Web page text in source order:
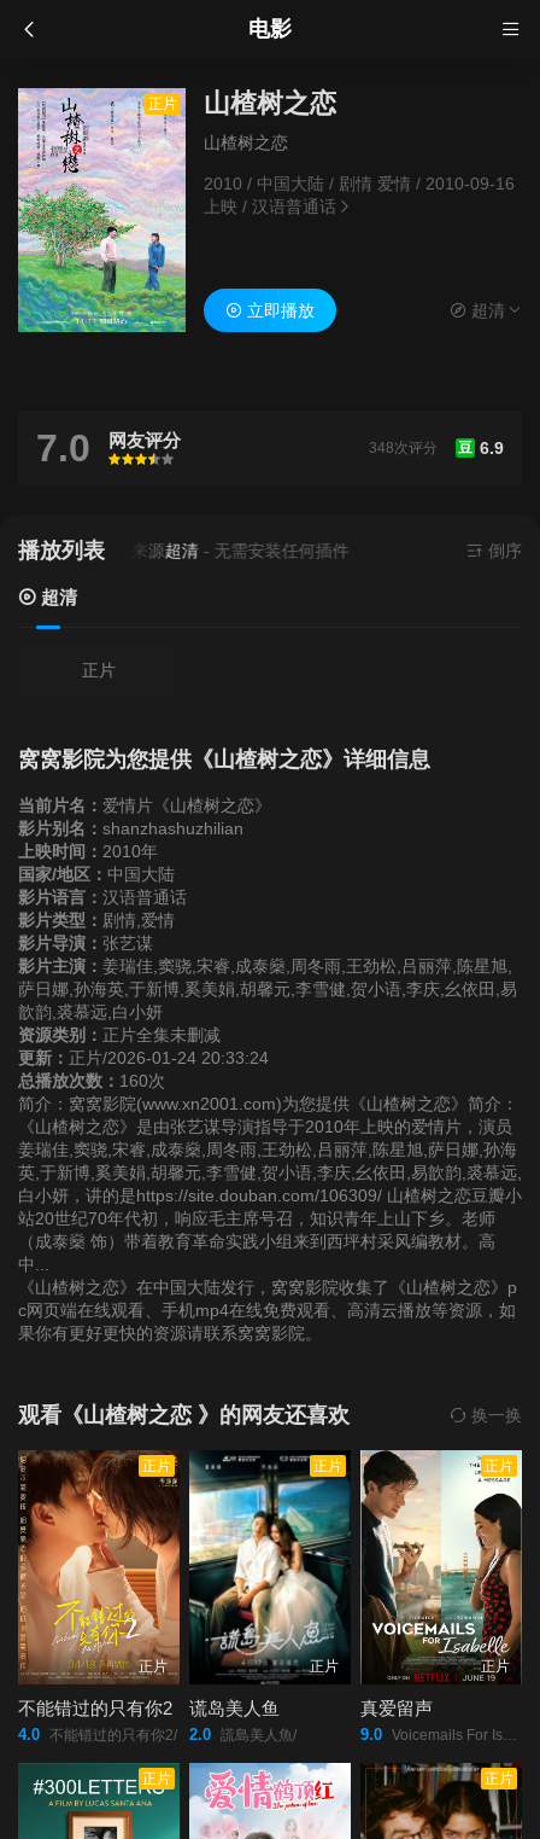
电影
正片 山楂树之恋
山楂树之恋
2010 / 中国大陆 / 剧情 爱情/ 2010-09-16
上映 / 汉语普通话
立即播放 超清
7.0 网友评分
很差
较差还行推荐力荐
豆 6.9
348次评分
播放列表
当前资源来源超清- 无需安装任何插件 倒序
超清
正片
窝窝影院为您提供《山楂树之恋》详细信息
当前片名： 爱情片《山楂树之恋》
影片别名： shanzhashuzhilian
上映时间： 2010年
国家/地区： 中国大陆
影片语言： 汉语普通话
影片类型： 剧情,爱情
影片导演： 张艺谋
影片主演： 姜瑞佳,窦骁,宋睿,成泰燊,周冬雨,王劲松,吕丽萍,陈星旭,
萨日娜,孙海英,于新博,奚美娟,胡馨元,李雪健,贺小语,李庆,幺依田,易
歆韵,裘慕远,白小妍
资源类别： 正片全集未删减
更新： 正片/2026-01-24 20:33:24
总播放次数： 160次
简介：窝窝影院(www.xn2001.com)为您提供《山楂树之恋》简介：
《山楂树之恋》是由张艺谋导演指导于2010年上映的爱情片，演员
姜瑞佳,窦骁,宋睿,成泰燊,周冬雨,王劲松,吕丽萍,陈星旭,萨日娜,孙海
英,于新博,奚美娟,胡馨元,李雪健,贺小语,李庆,幺依田,易歆韵,裘慕远,
白小妍，讲的是https://site.douban.com/106309/ 山楂树之恋豆瓣小
站20世纪70年代初，响应毛主席号召，知识青年上山下乡。老师
（成泰燊 饰）带着教育革命实践小组来到西坪村采风编教材。高
中...
《山楂树之恋》在中国大陆发行，窝窝影院收集了《山楂树之恋》p
c网页端在线观看、手机mp4在线免费观看、高清云播放等资源，如
果你有更好更快的资源请联系窝窝影院。
观看《山楂树之恋 》的网友还喜欢 换一换
正片
正片
不能错过的只有你2
4.0 不能错过的只有你2/
正片
正片
谎岛美人鱼
2.0 謊島美人魚/
正片
正片
真爱留声
9.0 Voicemails For Isabelle/
正片 正片